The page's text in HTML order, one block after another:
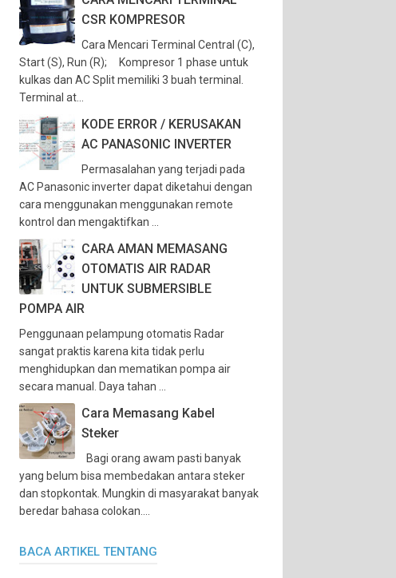
CSR KOMPRESOR
Cara Mencari Terminal Central (C),
Start (S), Run (R); Kompresor 1 phase untuk
kulkas dan AC Split memiliki 3 buah terminal.
Terminal at...
KODE ERROR / KERUSAKAN
AC PANASONIC INVERTER
Permasalahan yang terjadi pada
AC Panasonic inverter dapat diketahui dengan
cara menggunakan menggunakan remote
kontrol dan mengaktifkan ...
CARA AMAN MEMASANG
OTOMATIS AIR RADAR
UNTUK SUBMERSIBLE
POMPA AIR
Penggunaan pelampung otomatis Radar
sangat praktis karena kita tidak perlu
menghidupkan dan mematikan pompa air
secara manual. Daya tahan ...
Cara Memasang Kabel
Steker
Bagi orang awam pasti banyak
yang belum bisa membedakan antara steker
dan stopkontak. Mungkin di masyarakat banyak
beredar bahasa colokan....
BACA ARTIKEL TENTANG